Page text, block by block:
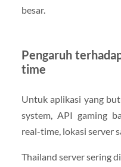
besar.
Pengaruh
time
Untuk aplikasi yang
system, API gaming
real-time, lokasi server
Thailand server sering